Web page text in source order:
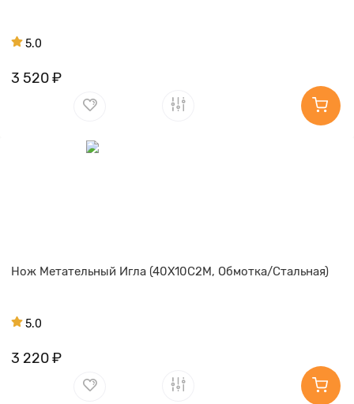
5.0
3 520 ₽
Нож Метательный Игла (40Х10С2М, Обмотка/Стальная)
5.0
3 220 ₽